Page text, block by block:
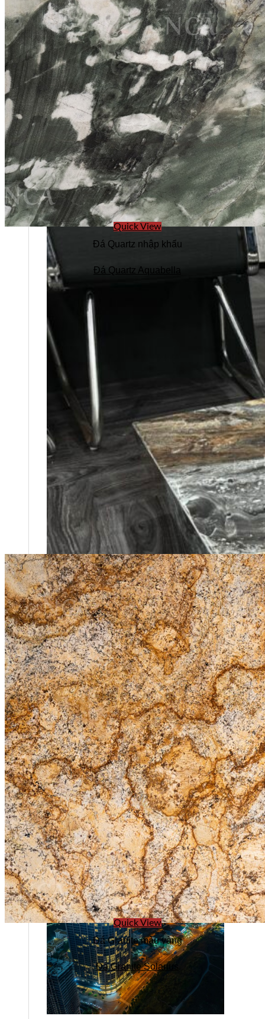
Tuyển dụng
Kiến tạo
Quick View
Đá Quartz nhập khẩu
Đá Quartz Aquabella
Quick View
Đá Granite màu vàng
Đá Granite Solarius